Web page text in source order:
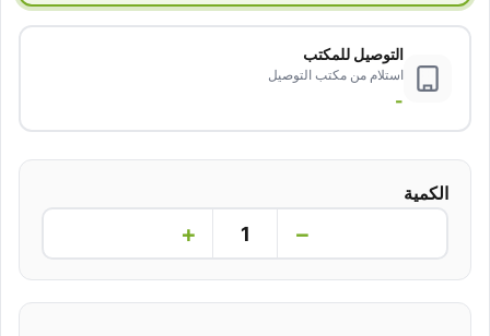
التوصيل للمكتب
استلام من مكتب التوصيل
-
الكمية
−
+